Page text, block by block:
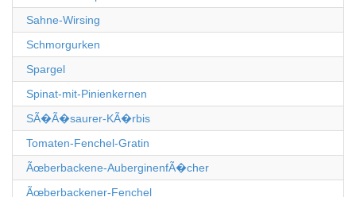
Sahne-Wirsing
Schmorgurken
Spargel
Spinat-mit-Pinienkernen
SÃ�Ã�saurer-KÃ�rbis
Tomaten-Fenchel-Gratin
Ãœberbackene-AuberginenfÃ�cher
Ãœberbackener-Fenchel